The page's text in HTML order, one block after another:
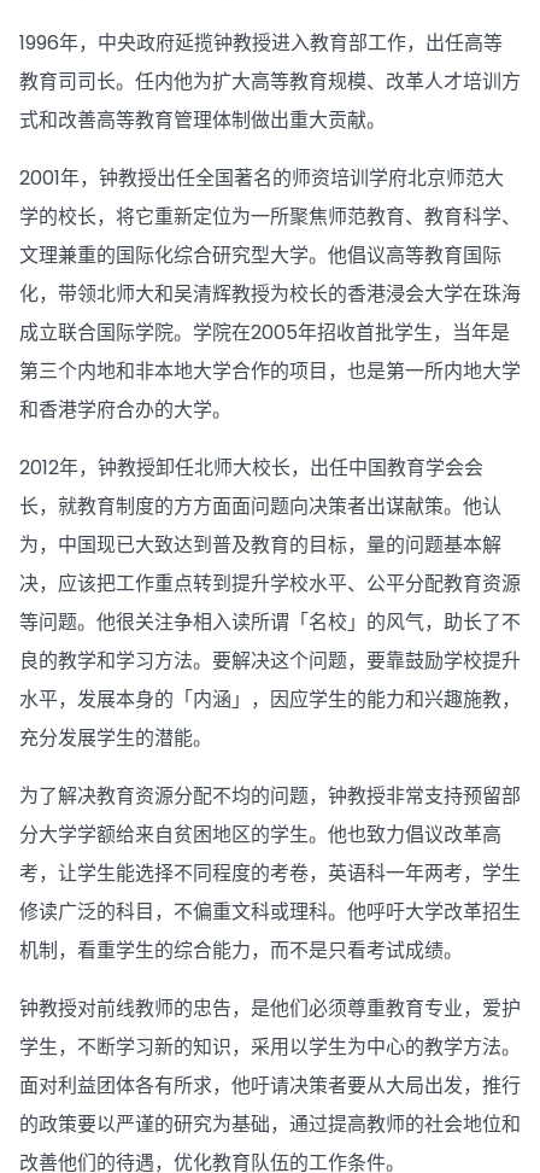
1996年，中央政府延揽钟教授进入教育部工作，出任高等
教育司司长。任内他为扩大高等教育规模、改革人才培训方
式和改善高等教育管理体制做出重大贡献。
2001年，钟教授出任全国著名的师资培训学府北京师范大
学的校长，将它重新定位为一所聚焦师范教育、教育科学、
文理兼重的国际化综合研究型大学。他倡议高等教育国际
化，带领北师大和吴清辉教授为校长的香港浸会大学在珠海
成立联合国际学院。学院在2005年招收首批学生，当年是
第三个内地和非本地大学合作的项目，也是第一所内地大学
和香港学府合办的大学。
2012年，钟教授卸任北师大校长，出任中国教育学会会
长，就教育制度的方方面面问题向决策者出谋献策。他认
为，中国现已大致达到普及教育的目标，量的问题基本解
决，应该把工作重点转到提升学校水平、公平分配教育资源
等问题。他很关注争相入读所谓「名校」的风气，助长了不
良的教学和学习方法。要解决这个问题，要靠鼓励学校提升
水平，发展本身的「内涵」，因应学生的能力和兴趣施教，
充分发展学生的潜能。
为了解决教育资源分配不均的问题，钟教授非常支持预留部
分大学学额给来自贫困地区的学生。他也致力倡议改革高
考，让学生能选择不同程度的考卷，英语科一年两考，学生
修读广泛的科目，不偏重文科或理科。他呼吁大学改革招生
机制，看重学生的综合能力，而不是只看考试成绩。
钟教授对前线教师的忠告，是他们必须尊重教育专业，爱护
学生，不断学习新的知识，采用以学生为中心的教学方法。
面对利益团体各有所求，他吁请决策者要从大局出发，推行
的政策要以严谨的研究为基础，通过提高教师的社会地位和
改善他们的待遇，优化教育队伍的工作条件。